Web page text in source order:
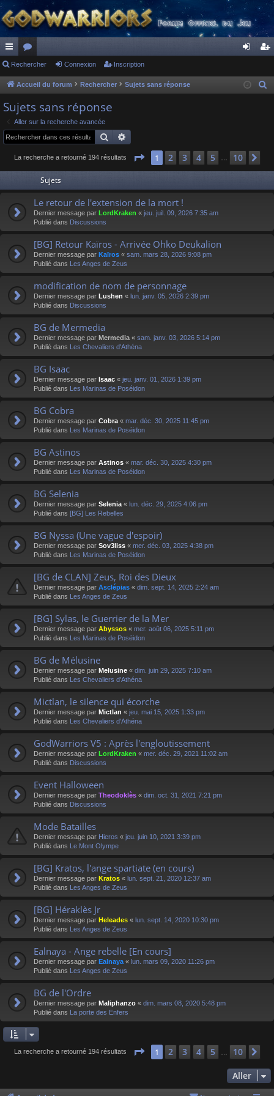
ac
co
ur
ci
s
or
u
s
ne cri
Rechercher Connexion Inscription
Accueil du forum Rechercher Sujets sans réponse
e
Sujets sans réponse
Aller sur la recherche avancée
Rechercher
La recherche a retourné 194 résultats Page 1sur 10
1 2 3 4 5 10
Sujets
Le retour de l'extension de la mort !
Dernier message par LordKraken « jeu. juil. 09, 2026 7:35 am
Publié dans Discussions
[BG] Retour Kaïros - Arrivée Ohko Deukalion
Dernier message par Kaïros « sam. mars 28, 2026 9:08 pm
Publié dans Les Anges de Zeus
modification de nom de personnage
Dernier message par Lushen « lun. janv. 05, 2026 2:39 pm
Publié dans Discussions
BG de Mermedia
Dernier message par Mermedia « sam. janv. 03, 2026 5:14 pm
Publié dans Les Chevaliers d'Athéna
BG Isaac
Dernier message par Isaac « jeu. janv. 01, 2026 1:39 pm
Publié dans Les Marinas de Poséidon
BG Cobra
Dernier message par Cobra « mar. déc. 30, 2025 11:45 pm
Publié dans Les Marinas de Poséidon
BG Astinos
Dernier message par Astinos « mar. déc. 30, 2025 4:30 pm
Publié dans Les Marinas de Poséidon
BG Selenia
Dernier message par Selenia « lun. déc. 29, 2025 4:06 pm
Publié dans [BG] Les Rebelles
BG Nyssa (Une vague d'espoir)
Dernier message par Sov3liss « mer. déc. 03, 2025 4:38 pm
Publié dans Les Marinas de Poséidon
[BG de CLAN] Zeus, Roi des Dieux
Dernier message par Asclépias « dim. sept. 14, 2025 2:24 am
Publié dans Les Anges de Zeus
[BG] Sylas, le Guerrier de la Mer
Dernier message par Abyssos « mer. août 06, 2025 5:11 pm
Publié dans Les Marinas de Poséidon
BG de Mélusine
Dernier message par Melusine « dim. juin 29, 2025 7:10 am
Publié dans Les Chevaliers d'Athéna
Mictlan, le silence qui écorche
Dernier message par Mictlan « jeu. mai 15, 2025 1:33 pm
Publié dans Les Chevaliers d'Athéna
GodWarriors V5 : Après l'engloutissement
Dernier message par LordKraken « mer. déc. 29, 2021 11:02 am
Publié dans Discussions
Event Halloween
Dernier message par Theodoklès « dim. oct. 31, 2021 7:21 pm
Publié dans Discussions
Mode Batailles
Dernier message par Hieros « jeu. juin 10, 2021 3:39 pm
Publié dans Le Mont Olympe
[BG] Kratos, l'ange spartiate (en cours)
Dernier message par Kratos « lun. sept. 21, 2020 12:37 am
Publié dans Les Anges de Zeus
[BG] Héraklès Jr
Dernier message par Heleades « lun. sept. 14, 2020 10:30 pm
Publié dans Les Anges de Zeus
Ealnaya - Ange rebelle [En cours]
Dernier message par Ealnaya « lun. mars 09, 2020 11:26 pm
Publié dans Les Anges de Zeus
BG de l'Ordre
Dernier message par Maliphanzo « dim. mars 08, 2020 5:48 pm
Publié dans La porte des Enfers
La recherche a retourné 194 résultats Page 1sur 10
1 2 3 4 5 10
Aller